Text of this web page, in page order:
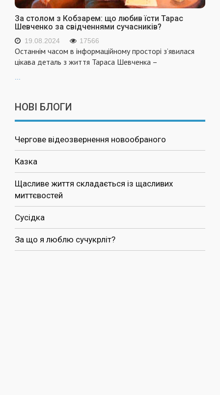
За столом з Кобзарем: що любив їсти Тарас
Шевченко за свідченнями сучасників?
19.08.2024 17566
Останнім часом в інформаційному просторі з’явилася
цікава деталь з життя Тараса Шевченка –
НОВІ БЛОГИ
Чергове відеозвернення новообраного
Казка
Щасливе життя складається із щасливих
миттєвостей
Сусідка
За що я люблю сучукрліт?